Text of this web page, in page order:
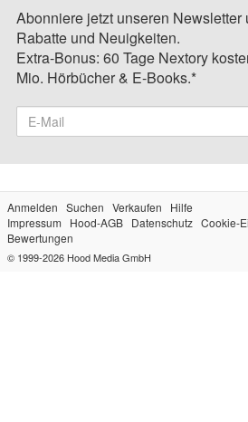
Abonniere jetzt unseren
Rabatte und Neuigkeiten.
Extra-Bonus: 60 Tage Nextory
Mio. Hörbücher & E-Books.*
Anmelden Suchen Verkaufen
Hilfe
Impressum
Hood-AGB Datenschutz Cookie-
Bewertungen
© 1999-2026 Hood Media GmbH